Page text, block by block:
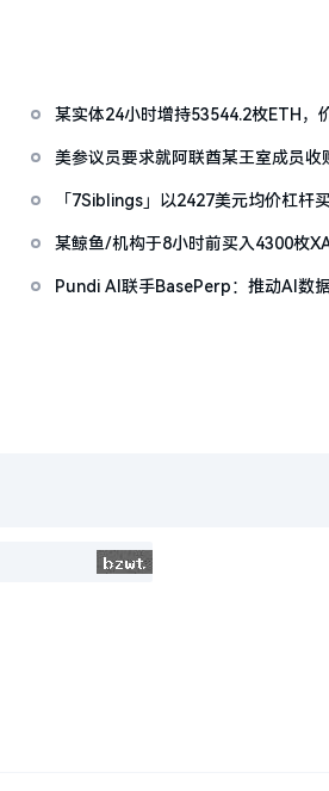
某实体24小时增持53544.2枚ETH，
美参议员要求就阿联酋某王室成员
「7Siblings」以2427美元均价杠杆
某鲸鱼/机构于8小时前买入4300枚
Pundi AI联手BasePerp：推动AI数